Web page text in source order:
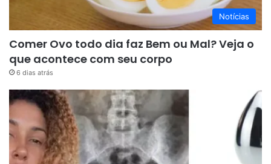
Notícias
Comer Ovo todo dia faz Bem ou Mal? Veja o
que acontece com seu corpo
6 dias atrás